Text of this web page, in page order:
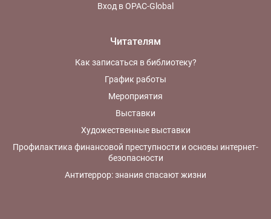
Вход в OPAC-Global
Читателям
Как записаться в библиотеку?
График работы
Мероприятия
Выставки
Художественные выставки
Профилактика финансовой преступности и основы интернет-
безопасности
Антитеррор: знания спасают жизни